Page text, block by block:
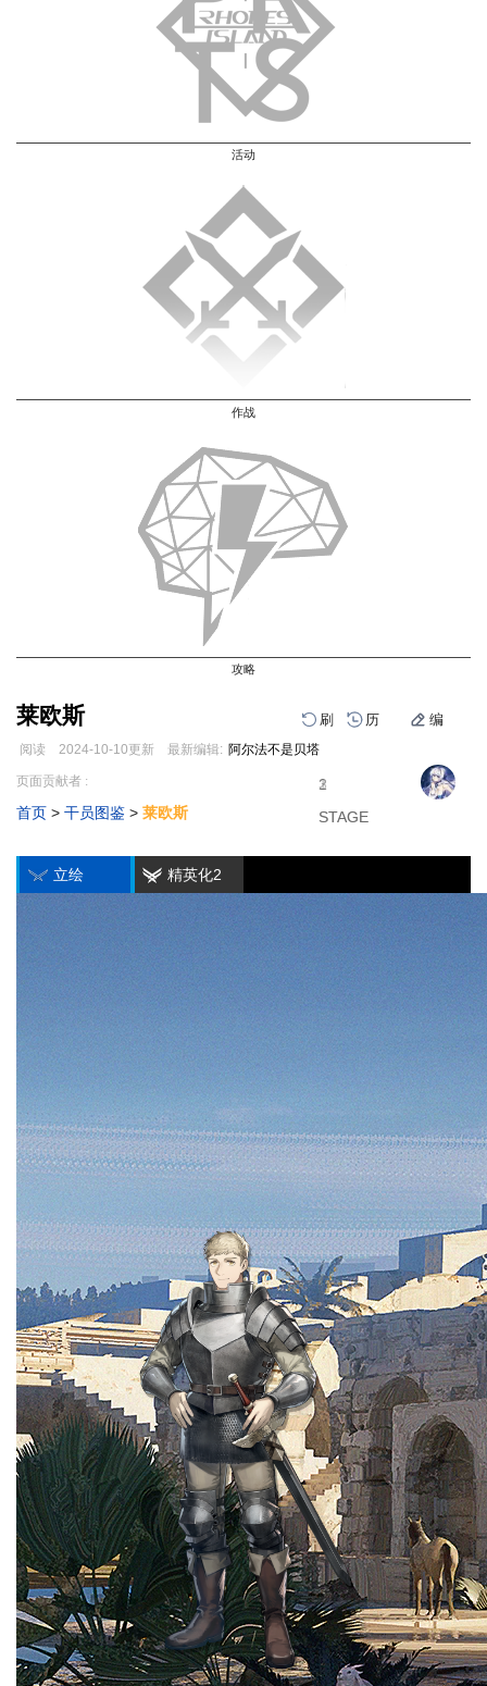
活动
作战
攻略
莱欧斯 刷 历 编
阅读 2024-10-10更新 最新编辑: 阿尔法不是贝塔
跳
导
跳
搜
页面贡献者 :
首页 > 干员图鉴 > 莱欧斯
立绘 精英化2
1
STAGE
2
STAGE
3
STAGE